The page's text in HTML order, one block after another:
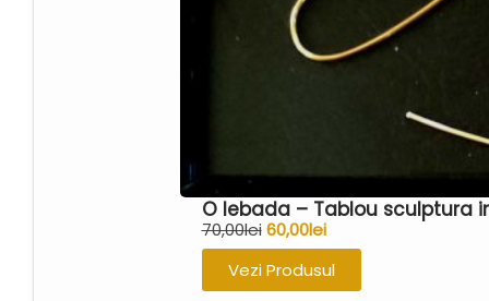
O lebada – Tablou sculptura
70,00lei 60,00lei
Vezi Produsul